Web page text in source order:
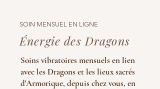
SOIN MENSUEL EN LIGNE
Énergie des Dragons
Soins vibratoires mensuels en lien
avec les Dragons et les lieux sacrés
d'Armorique, depuis chez vous, en